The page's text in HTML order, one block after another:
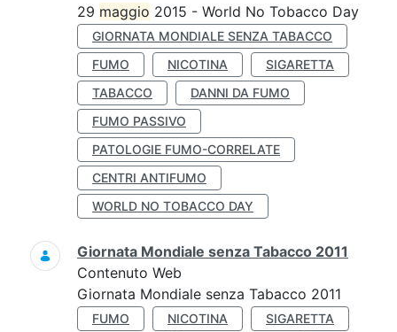
29 maggio 2015 - World No Tobacco Day
GIORNATA MONDIALE SENZA TABACCO
FUMO
NICOTINA
SIGARETTA
TABACCO
DANNI DA FUMO
FUMO PASSIVO
PATOLOGIE FUMO-CORRELATE
CENTRI ANTIFUMO
WORLD NO TOBACCO DAY
Giornata Mondiale senza Tabacco 2011
Contenuto Web
Giornata Mondiale senza Tabacco 2011
FUMO NICOTINA
SIGARETTA